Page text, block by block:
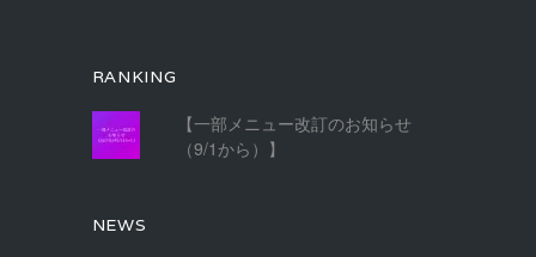
RANKING
【一部メニュー改訂のお知らせ
（9/1から）】
NEWS